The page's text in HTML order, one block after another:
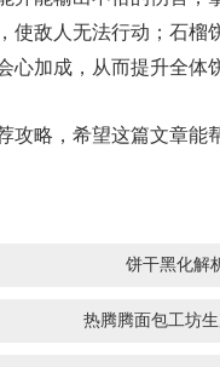
使敌人无法行动；石
加成，从而提升全体
略，希望这篇文章能
饼干黑化解
热腾腾面包工坊